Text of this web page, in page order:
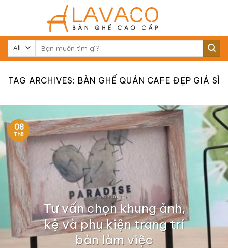
kiếm:
TAG ARCHIVES: BÀN GHẾ QUÁN CAFE ĐẸP GIÁ SỈ
BỘ SƯU TẬP
Tư vấn chọn khung ảnh,
kệ và phụ kiện trang trí
bàn làm việc
08
Th8